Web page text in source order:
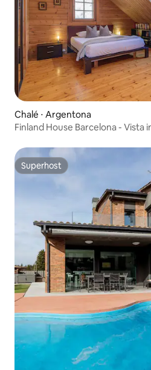
Chalé ⋅ Argentona
Finland House Barcelona - Vista
Superhost
Superhost